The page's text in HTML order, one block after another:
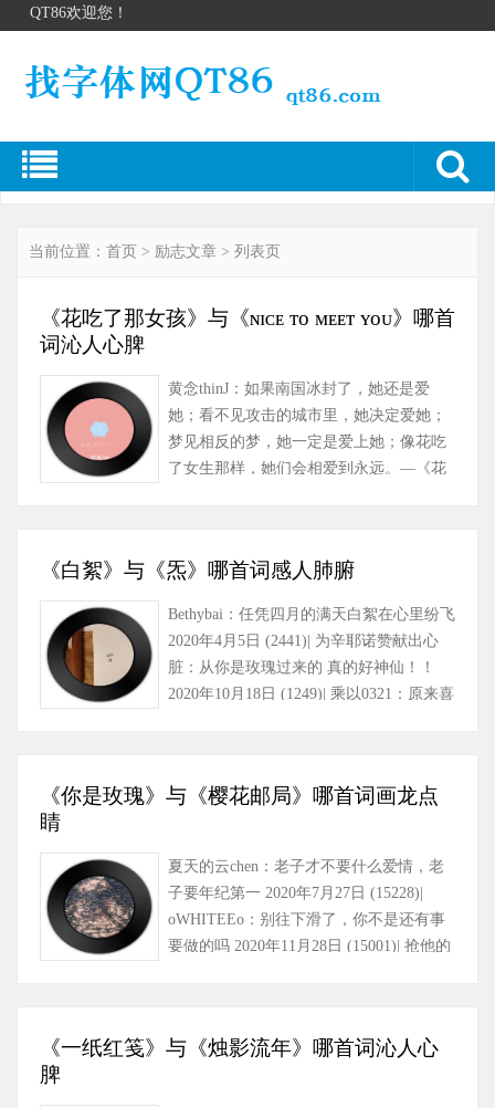
QT86欢迎您！
当前位置： 首页 > 励志文章 > 列表页
《花吃了那女孩》与《ɴɪᴄᴇ ᴛᴏ ᴍᴇᴇᴛ ʏᴏᴜ》哪首
词沁人心脾
黄念thinJ：如果南国冰封了，她还是爱
她；看不见攻击的城市里，她决定爱她；
梦见相反的梦，她一定是爱上她；像花吃
了女生那样，她们会相爱到永远。—《花
《白絮》与《炁》哪首词感人肺腑
Bethybai：任凭四月的满天白絮在心里纷飞
2020年4月5日 (2441)| 为辛耶诺赞献出心
脏：从你是玫瑰过来的 真的好神仙！！
2020年10月18日 (1249)| 乘以0321：原来喜
《你是玫瑰》与《樱花邮局》哪首词画龙点
睛
夏天的云chen：老子才不要什么爱情，老
子要年纪第一 2020年7月27日 (15228)|
oWHITEEo：别往下滑了，你不是还有事
要做的吗 2020年11月28日 (15001)| 抢他的
《一纸红笺》与《烛影流年》哪首词沁人心
脾